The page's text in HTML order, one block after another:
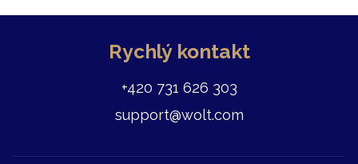
Rychlý kontakt
+420 731 626 303
support@wolt.com